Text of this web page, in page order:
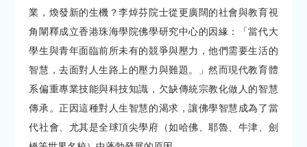
業，煥發新的生機？李焯芬院士從更廣闊的社會與教育視
角闡釋成立香港珠海學院佛學研究中心的因緣：「當代大
學生與青年面臨前所未有的競爭與壓力，他們需要生活的
智慧，去面對人生路上的壓力與難題。」然而現代教育體
系偏重專業技能與科技知識，欠缺傳統宗教化做人的智慧
傳承。正因這種對人生智慧的渴求，讓佛學智慧成為了當
代社會、尤其是全球頂尖學府（如哈佛、耶魯、牛津、劍